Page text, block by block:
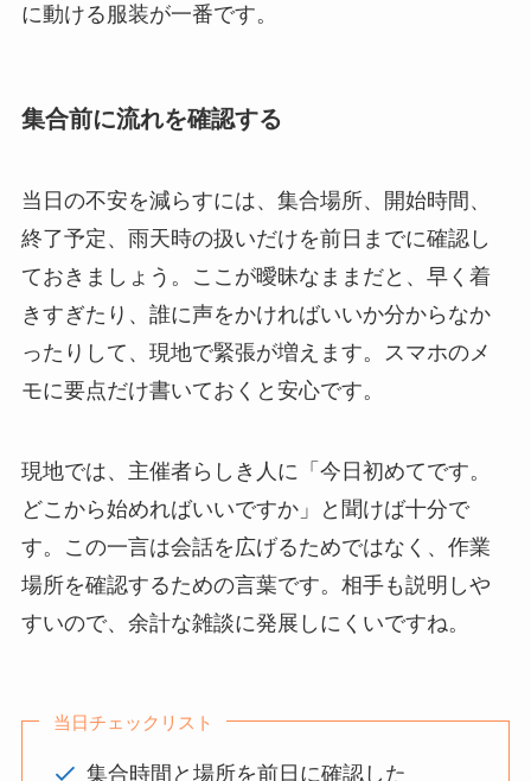
に動ける服装が一番です。
集合前に流れを確認する
当日の不安を減らすには、集合場所、開始時間、
終了予定、雨天時の扱いだけを前日までに確認し
ておきましょう。ここが曖昧なままだと、早く着
きすぎたり、誰に声をかければいいか分からなか
ったりして、現地で緊張が増えます。スマホのメ
モに要点だけ書いておくと安心です。
現地では、主催者らしき人に「今日初めてです。
どこから始めればいいですか」と聞けば十分で
す。この一言は会話を広げるためではなく、作業
場所を確認するための言葉です。相手も説明しや
すいので、余計な雑談に発展しにくいですね。
当日チェックリスト
集合時間と場所を前日に確認した